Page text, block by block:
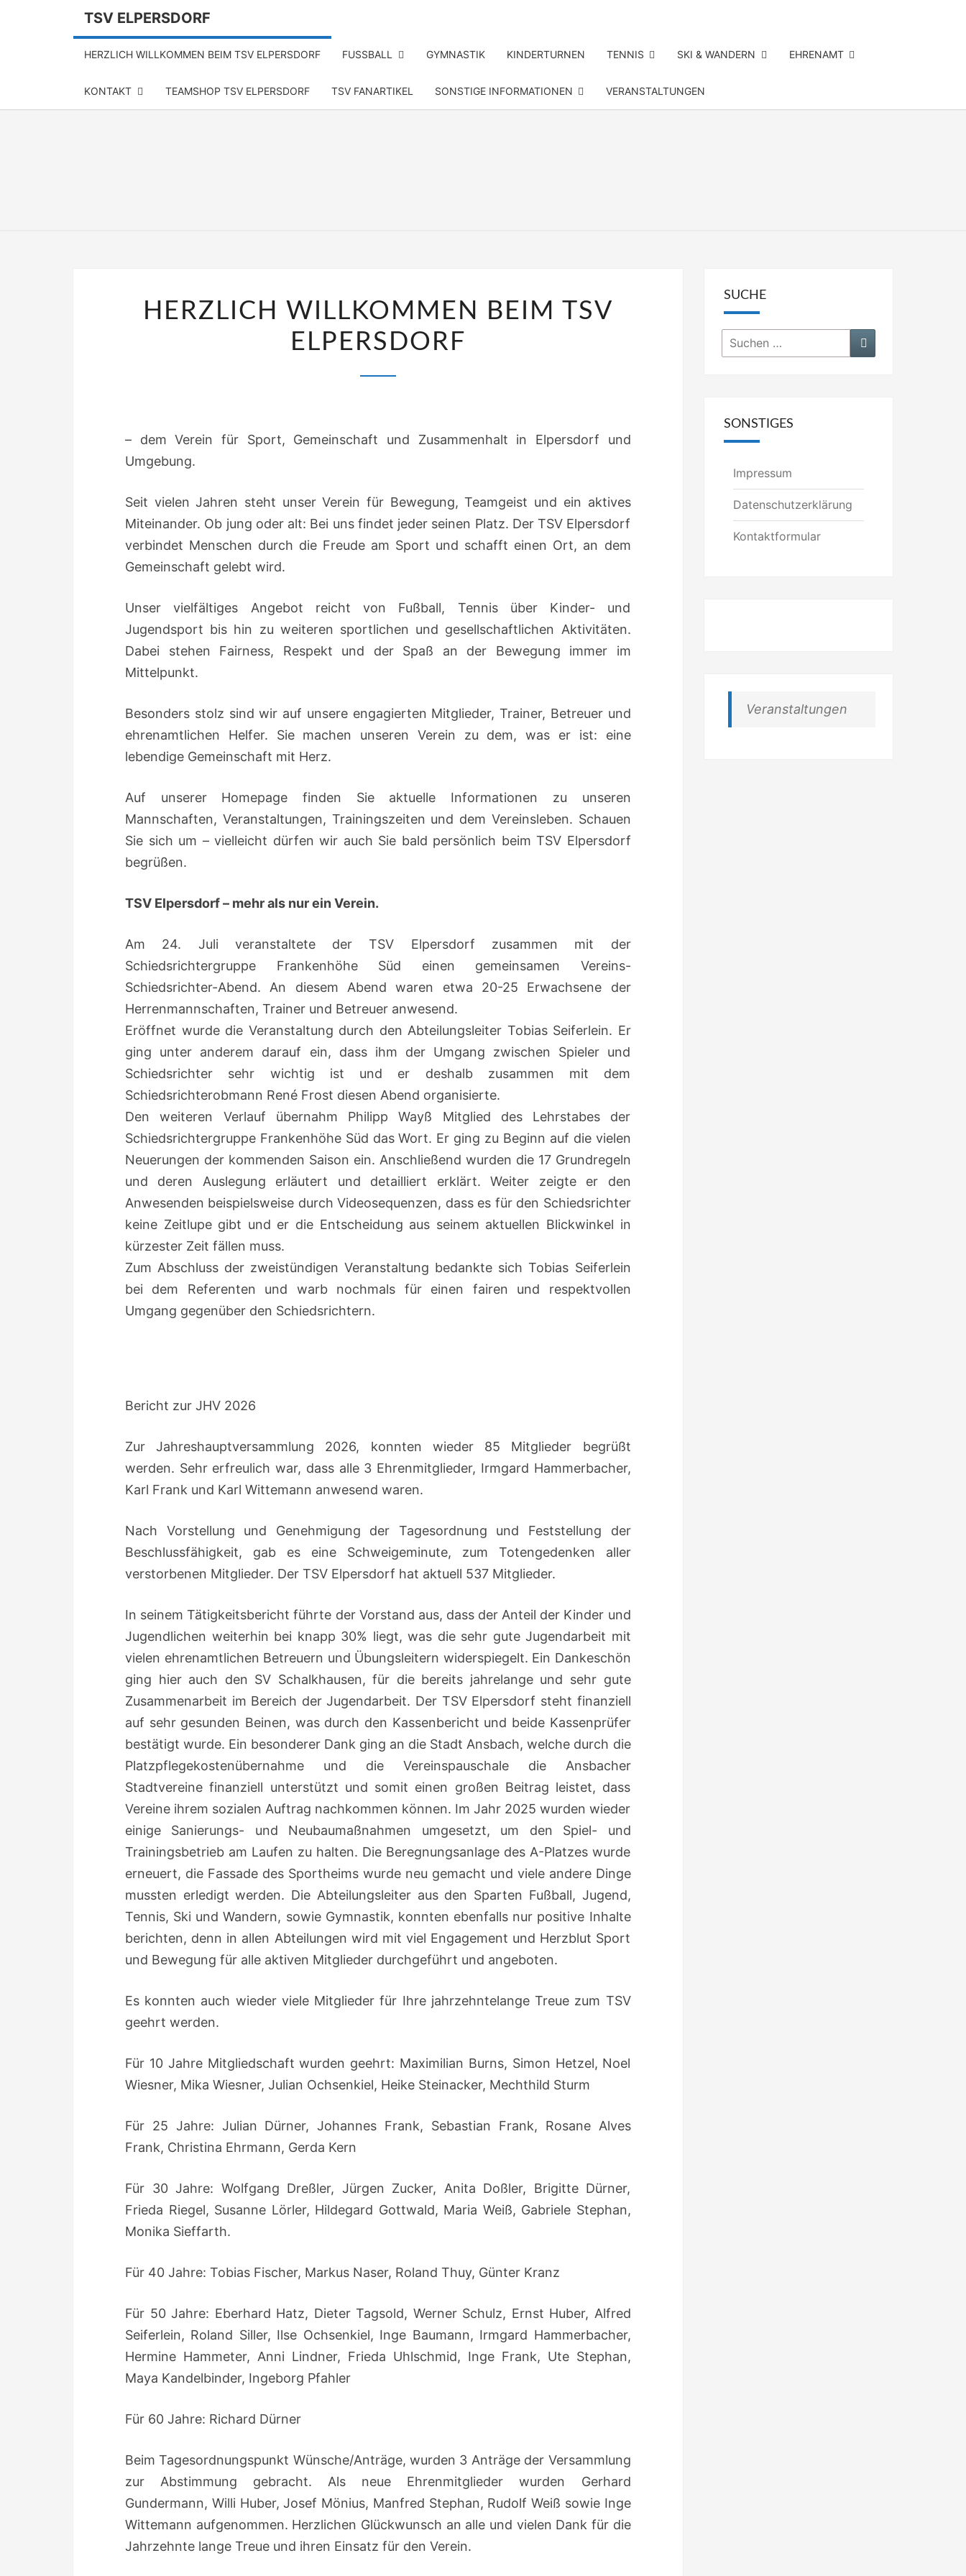
TSV ELPERSDORF
HERZLICH WILLKOMMEN BEIM TSV ELPERSDORF FUSSBALL GYMNASTIK KINDERTURNEN TENNIS SKI & WANDERN EHRENAMT
KONTAKT TEAMSHOP TSV ELPERSDORF TSV FANARTIKEL SONSTIGE INFORMATIONEN VERANSTALTUNGEN
WILLKOMMEN
BEIM
ELPERSDORF
HERZLICH WILLKOMMEN BEIM TSV
ELPERSDORF
– dem Verein für Sport, Gemeinschaft und Zusammenhalt in Elpersdorf und
Umgebung.
Seit vielen Jahren steht unser Verein für Bewegung, Teamgeist und ein aktives
Miteinander. Ob jung oder alt: Bei uns findet jeder seinen Platz. Der TSV Elpersdorf
verbindet Menschen durch die Freude am Sport und schafft einen Ort, an dem
Gemeinschaft gelebt wird.
Unser vielfältiges Angebot reicht von Fußball, Tennis über Kinder- und
Jugendsport bis hin zu weiteren sportlichen und gesellschaftlichen Aktivitäten.
Dabei stehen Fairness, Respekt und der Spaß an der Bewegung immer im
Mittelpunkt.
Besonders stolz sind wir auf unsere engagierten Mitglieder, Trainer, Betreuer und
ehrenamtlichen Helfer. Sie machen unseren Verein zu dem, was er ist: eine
lebendige Gemeinschaft mit Herz.
Auf unserer Homepage finden Sie aktuelle Informationen zu unseren
Mannschaften, Veranstaltungen, Trainingszeiten und dem Vereinsleben. Schauen
Sie sich um – vielleicht dürfen wir auch Sie bald persönlich beim TSV Elpersdorf
begrüßen.
TSV Elpersdorf – mehr als nur ein Verein.
Am 24. Juli veranstaltete der TSV Elpersdorf zusammen mit der
Schiedsrichtergruppe Frankenhöhe Süd einen gemeinsamen Vereins-
Schiedsrichter-Abend. An diesem Abend waren etwa 20-25 Erwachsene der
Herrenmannschaften, Trainer und Betreuer anwesend.
Eröffnet wurde die Veranstaltung durch den Abteilungsleiter Tobias Seiferlein. Er
ging unter anderem darauf ein, dass ihm der Umgang zwischen Spieler und
Schiedsrichter sehr wichtig ist und er deshalb zusammen mit dem
Schiedsrichterobmann René Frost diesen Abend organisierte.
Den weiteren Verlauf übernahm Philipp Wayß Mitglied des Lehrstabes der
Schiedsrichtergruppe Frankenhöhe Süd das Wort. Er ging zu Beginn auf die vielen
Neuerungen der kommenden Saison ein. Anschließend wurden die 17 Grundregeln
und deren Auslegung erläutert und detailliert erklärt. Weiter zeigte er den
Anwesenden beispielsweise durch Videosequenzen, dass es für den Schiedsrichter
keine Zeitlupe gibt und er die Entscheidung aus seinem aktuellen Blickwinkel in
kürzester Zeit fällen muss.
Zum Abschluss der zweistündigen Veranstaltung bedankte sich Tobias Seiferlein
bei dem Referenten und warb nochmals für einen fairen und respektvollen
Umgang gegenüber den Schiedsrichtern.
Bericht zur JHV 2026
Zur Jahreshauptversammlung 2026, konnten wieder 85 Mitglieder begrüßt
werden. Sehr erfreulich war, dass alle 3 Ehrenmitglieder, Irmgard Hammerbacher,
Karl Frank und Karl Wittemann anwesend waren.
Nach Vorstellung und Genehmigung der Tagesordnung und Feststellung der
Beschlussfähigkeit, gab es eine Schweigeminute, zum Totengedenken aller
verstorbenen Mitglieder. Der TSV Elpersdorf hat aktuell 537 Mitglieder.
In seinem Tätigkeitsbericht führte der Vorstand aus, dass der Anteil der Kinder und
Jugendlichen weiterhin bei knapp 30% liegt, was die sehr gute Jugendarbeit mit
vielen ehrenamtlichen Betreuern und Übungsleitern widerspiegelt. Ein Dankeschön
ging hier auch den SV Schalkhausen, für die bereits jahrelange und sehr gute
Zusammenarbeit im Bereich der Jugendarbeit. Der TSV Elpersdorf steht finanziell
auf sehr gesunden Beinen, was durch den Kassenbericht und beide Kassenprüfer
bestätigt wurde. Ein besonderer Dank ging an die Stadt Ansbach, welche durch die
Platzpflegekostenübernahme und die Vereinspauschale die Ansbacher
Stadtvereine finanziell unterstützt und somit einen großen Beitrag leistet, dass
Vereine ihrem sozialen Auftrag nachkommen können. Im Jahr 2025 wurden wieder
einige Sanierungs- und Neubaumaßnahmen umgesetzt, um den Spiel- und
Trainingsbetrieb am Laufen zu halten. Die Beregnungsanlage des A-Platzes wurde
erneuert, die Fassade des Sportheims wurde neu gemacht und viele andere Dinge
mussten erledigt werden. Die Abteilungsleiter aus den Sparten Fußball, Jugend,
Tennis, Ski und Wandern, sowie Gymnastik, konnten ebenfalls nur positive Inhalte
berichten, denn in allen Abteilungen wird mit viel Engagement und Herzblut Sport
und Bewegung für alle aktiven Mitglieder durchgeführt und angeboten.
Es konnten auch wieder viele Mitglieder für Ihre jahrzehntelange Treue zum TSV
geehrt werden.
Für 10 Jahre Mitgliedschaft wurden geehrt: Maximilian Burns, Simon Hetzel, Noel
Wiesner, Mika Wiesner, Julian Ochsenkiel, Heike Steinacker, Mechthild Sturm
Für 25 Jahre: Julian Dürner, Johannes Frank, Sebastian Frank, Rosane Alves
Frank, Christina Ehrmann, Gerda Kern
Für 30 Jahre: Wolfgang Dreßler, Jürgen Zucker, Anita Doßler, Brigitte Dürner,
Frieda Riegel, Susanne Lörler, Hildegard Gottwald, Maria Weiß, Gabriele Stephan,
Monika Sieffarth.
Für 40 Jahre: Tobias Fischer, Markus Naser, Roland Thuy, Günter Kranz
Für 50 Jahre: Eberhard Hatz, Dieter Tagsold, Werner Schulz, Ernst Huber, Alfred
Seiferlein, Roland Siller, Ilse Ochsenkiel, Inge Baumann, Irmgard Hammerbacher,
Hermine Hammeter, Anni Lindner, Frieda Uhlschmid, Inge Frank, Ute Stephan,
Maya Kandelbinder, Ingeborg Pfahler
Für 60 Jahre: Richard Dürner
Beim Tagesordnungspunkt Wünsche/Anträge, wurden 3 Anträge der Versammlung
zur Abstimmung gebracht. Als neue Ehrenmitglieder wurden Gerhard
Gundermann, Willi Huber, Josef Mönius, Manfred Stephan, Rudolf Weiß sowie Inge
Wittemann aufgenommen. Herzlichen Glückwunsch an alle und vielen Dank für die
Jahrzehnte lange Treue und ihren Einsatz für den Verein.
SUCHE
Suchen
nach:
Suchen
SONSTIGES
Impressum
Datenschutzerklärung
Kontaktformular
Veranstaltungen